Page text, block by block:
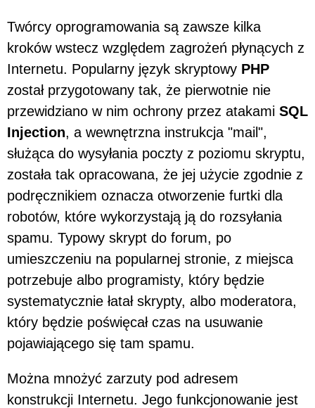
Twórcy oprogramowania są zawsze kilka
kroków wstecz względem zagrożeń płynących z
Internetu. Popularny język skryptowy PHP
został przygotowany tak, że pierwotnie nie
przewidziano w nim ochrony przez atakami SQL
Injection, a wewnętrzna instrukcja "mail",
służąca do wysyłania poczty z poziomu skryptu,
została tak opracowana, że jej użycie zgodnie z
podręcznikiem oznacza otworzenie furtki dla
robotów, które wykorzystają ją do rozsyłania
spamu. Typowy skrypt do forum, po
umieszczeniu na popularnej stronie, z miejsca
potrzebuje albo programisty, który będzie
systematycznie łatał skrypty, albo moderatora,
który będzie poświęcał czas na usuwanie
pojawiającego się tam spamu.
Można mnożyć zarzuty pod adresem
konstrukcji Internetu. Jego funkcjonowanie jest